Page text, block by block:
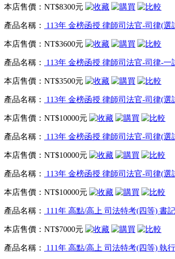
本店售價： NT$8300元
產品名稱： 113年 金榜函授 律師司法官-司律(
本店售價： NT$3600元
產品名稱： 113年 金榜函授 律師司法官-司律-
本店售價： NT$3500元
產品名稱： 113年 金榜函授 律師司法官-司律(
本店售價： NT$10000元
產品名稱： 113年 金榜函授 律師司法官-司律(
本店售價： NT$10000元
產品名稱： 113年 金榜函授 律師司法官-司律(
本店售價： NT$10000元
產品名稱： 111年 高點/高上 司法特考(四等) 書
本店售價： NT$7000元
產品名稱： 111年 高點/高上 司法特考(四等) 執